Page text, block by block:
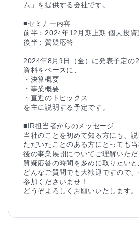
ム」を提供する会社です。
■セミナー内容
前半：2024年12月期上期 個人投資
後半：質疑応答
2024年8月9日（金）に発表予定の
資料をベースに、
・決算概要
・事業概要
・直近のトピックス
を主に説明する予定です。
■IR担当者からのメッセージ
当社のことを初めて知る方にも、
ただいたことのある方にとっても
後の事業展開についてご理解いただ
質疑応答の時間を多めに取りたいと
どんなご質問でも大歓迎ですので
参加くださいませ！
どうぞよろしくお願いいたします。